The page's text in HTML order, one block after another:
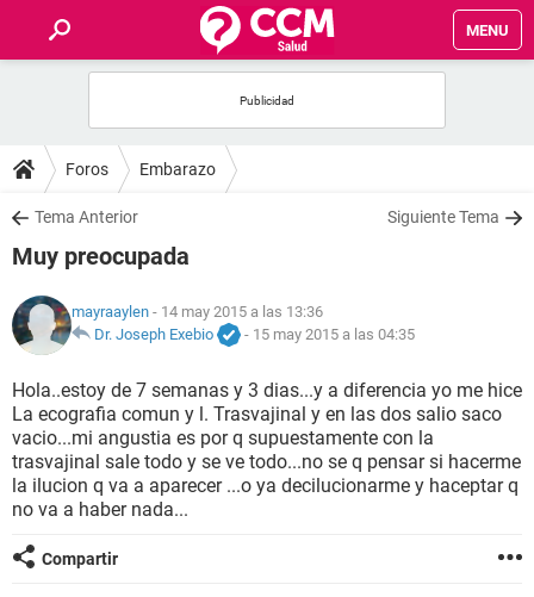
MENU
FOROS
SALUD
FAMILIA
NUTRICIÓN
BIENESTAR
SEXUALIDAD
GLOSARIO
Foros Embarazo
Tema Anterior Siguiente Tema
Muy preocupada
mayraaylen - 14 may 2015 a las 13:36
Dr. Joseph Exebio
- 15 may 2015 a las 04:35
Hola..estoy de 7 semanas y 3 dias...y a diferencia yo me hice
La ecografia comun y l. Trasvajinal y en las dos salio saco
vacio...mi angustia es por q supuestamente con la
trasvajinal sale todo y se ve todo...no se q pensar si hacerme
la ilucion q va a aparecer ...o ya decilucionarme y haceptar q
no va a haber nada...
Compartir